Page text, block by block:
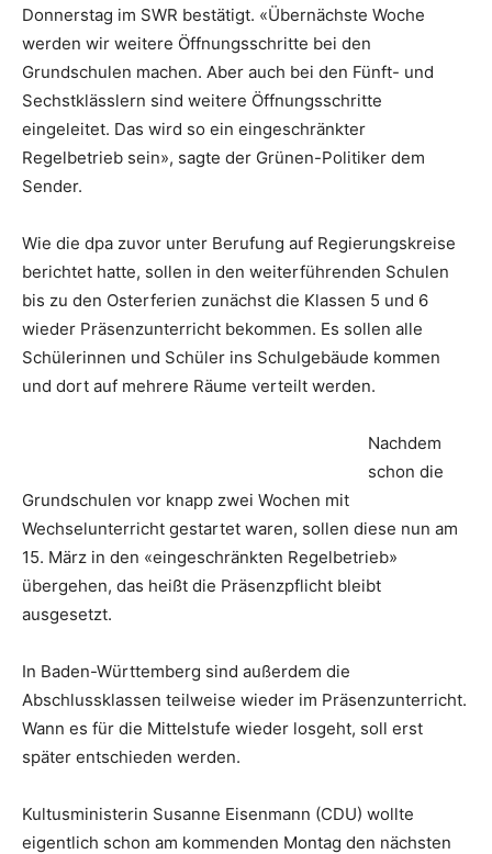
Donnerstag im SWR bestätigt. «Übernächste Woche
werden wir weitere Öffnungsschritte bei den
Grundschulen machen. Aber auch bei den Fünft- und
Sechstklässlern sind weitere Öffnungsschritte
eingeleitet. Das wird so ein eingeschränkter
Regelbetrieb sein», sagte der Grünen-Politiker dem
Sender.
Wie die dpa zuvor unter Berufung auf Regierungskreise
berichtet hatte, sollen in den weiterführenden Schulen
bis zu den Osterferien zunächst die Klassen 5 und 6
wieder Präsenzunterricht bekommen. Es sollen alle
Schülerinnen und Schüler ins Schulgebäude kommen
und dort auf mehrere Räume verteilt werden.
Nachdem
schon die
Grundschulen vor knapp zwei Wochen mit
Wechselunterricht gestartet waren, sollen diese nun am
15. März in den «eingeschränkten Regelbetrieb»
übergehen, das heißt die Präsenzpflicht bleibt
ausgesetzt.
In Baden-Württemberg sind außerdem die
Abschlussklassen teilweise wieder im Präsenzunterricht.
Wann es für die Mittelstufe wieder losgeht, soll erst
später entschieden werden.
Kultusministerin Susanne Eisenmann (CDU) wollte
eigentlich schon am kommenden Montag den nächsten